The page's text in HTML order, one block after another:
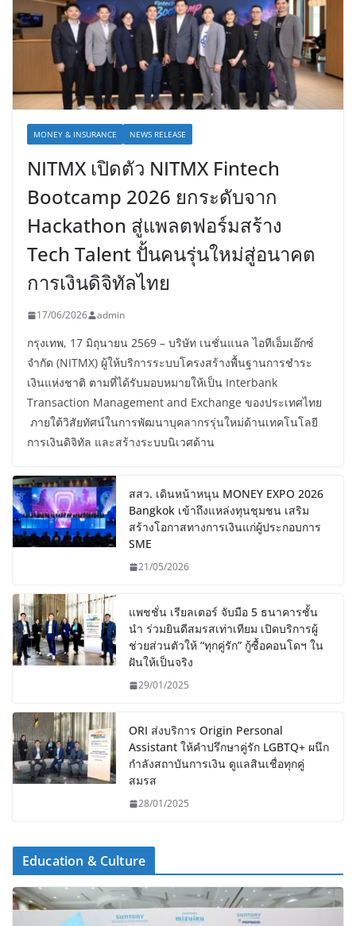
MONEY & INSURANCE NEWS RELEASE
NITMX เปิดตัว NITMX Fintech
Bootcamp 2026 ยกระดับจาก
Hackathon สู่แพลตฟอร์มสร้าง
Tech Talent ปั้นคนรุ่นใหม่สู่อนาคต
การเงินดิจิทัลไทย
17/06/2026 admin
กรุงเทพ, 17 มิถุนายน 2569 – บริษัท เนชั่นแนล ไอทีเอ็มเอ๊กซ์
จำกัด (NITMX) ผู้ให้บริการระบบโครงสร้างพื้นฐานการชำระ
เงินแห่งชาติ ตามที่ได้รับมอบหมายให้เป็น Interbank
Transaction Management and Exchange ของประเทศไทย
ภายใต้วิสัยทัศน์ในการพัฒนาบุคลากรรุ่นใหม่ด้านเทคโนโลยี
การเงินดิจิทัล และสร้างระบบนิเวศด้าน
สสว. เดินหน้าหนุน MONEY EXPO 2026
Bangkok เข้าถึงแหล่งทุนชุมชน เสริม
สร้างโอกาสทางการเงินแก่ผู้ประกอบการ
SME
21/05/2026
แพชชั่น เรียลเตอร์ จับมือ 5 ธนาคารชั้น
นำ ร่วมยินดีสมรสเท่าเทียม เปิดบริการผู้
ช่วยส่วนตัวให้ “ทุกคู่รัก” กู้ซื้อคอนโดฯ ใน
ฝันให้เป็นจริง
29/01/2025
ORI ส่งบริการ Origin Personal
Assistant ให้คำปรึกษาคู่รัก LGBTQ+ ผนึก
กำลังสถาบันการเงิน ดูแลสินเชื่อทุกคู่
สมรส
28/01/2025
Education & Culture